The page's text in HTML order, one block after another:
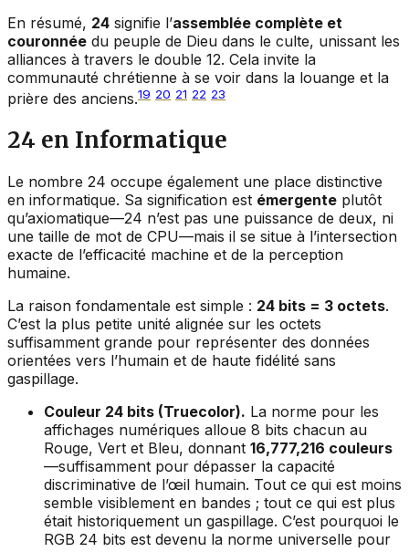
En résumé, 24 signifie l’assemblée complète et
couronnée du peuple de Dieu dans le culte, unissant les
alliances à travers le double 12. Cela invite la
communauté chrétienne à se voir dans la louange et la
prière des anciens.19 20 21 22 23
24 en Informatique
Le nombre 24 occupe également une place distinctive
en informatique. Sa signification est émergente plutôt
qu’axiomatique—24 n’est pas une puissance de deux, ni
une taille de mot de CPU—mais il se situe à l’intersection
exacte de l’efficacité machine et de la perception
humaine.
La raison fondamentale est simple : 24 bits = 3 octets.
C’est la plus petite unité alignée sur les octets
suffisamment grande pour représenter des données
orientées vers l’humain et de haute fidélité sans
gaspillage.
Couleur 24 bits (Truecolor). La norme pour les
affichages numériques alloue 8 bits chacun au
Rouge, Vert et Bleu, donnant 16,777,216 couleurs
—suffisamment pour dépasser la capacité
discriminative de l’œil humain. Tout ce qui est moins
semble visiblement en bandes ; tout ce qui est plus
était historiquement un gaspillage. C’est pourquoi le
RGB 24 bits est devenu la norme universelle pour